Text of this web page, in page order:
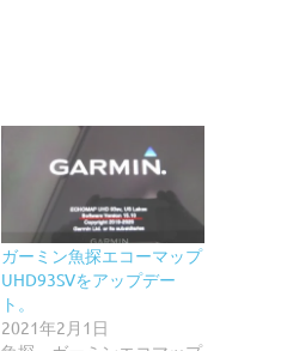
ガーミン魚探エコーマップ
UHD93SVをアップデー
ト。
2021年2月1日